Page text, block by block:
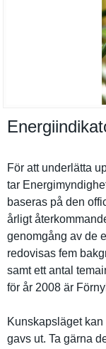
För att underlätta
tar
baseras på den
årligt
genomgång av de
redovisas fem
samt ett antal
för år 2008 är
Kunskapslä­get
gavs ut. Ta gärna